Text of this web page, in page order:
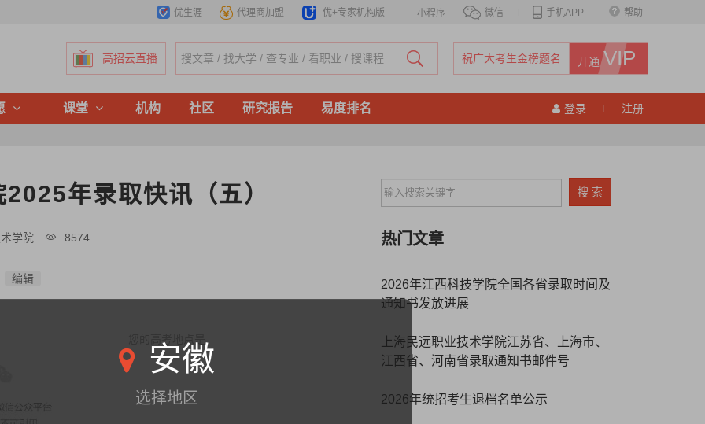
帮助
手机APP
微信
小程序
优+专家机构版
代理商加盟
优生涯
祝广大考生金榜题名 开通 VIP
高招云直播
课堂 机构 社区 研究报告 易度排名 登录 | 注册
年录取快讯（五）
学院 8574
编辑
热门文章
2026年江西科技学院全国各省录取时间及
通知书发放进展
上海民远职业技术学院江苏省、上海市、
江西省、河南省录取通知书邮件号
2026年统招考生退档名单公示
安徽
选择地区